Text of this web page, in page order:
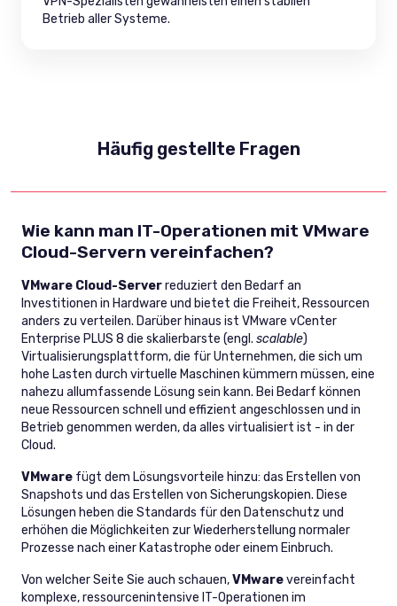
Betrieb aller Systeme.
Häufig gestellte Fragen
Wie kann man IT-Operationen mit VMware
Cloud-Servern vereinfachen?
VMware Cloud-Serverreduziert den Bedarf an
Investitionen in Hardware und bietet die Freiheit, Ressourcen
anders zu verteilen. Darüber hinaus ist VMware vCenter
Enterprise PLUS 8 die skalierbarste (engl. scalable)
Virtualisierungsplattform, die für Unternehmen, die sich um
hohe Lasten durch virtuelle Maschinen kümmern müssen, eine
nahezu allumfassende Lösung sein kann. Bei Bedarf können
neue Ressourcen schnell und effizient angeschlossen und in
Betrieb genommen werden, da alles virtualisiert ist - in der
Cloud.
VMware fügt dem Lösungsvorteile hinzu: das Erstellen von
Snapshots und das Erstellen von Sicherungskopien. Diese
Lösungen heben die Standards für den Datenschutz und
erhöhen die Möglichkeiten zur Wiederherstellung normaler
Prozesse nach einer Katastrophe oder einem Einbruch.
Von welcher Seite Sie auch schauen,VMwarevereinfacht
komplexe, ressourcenintensive IT-Operationen im